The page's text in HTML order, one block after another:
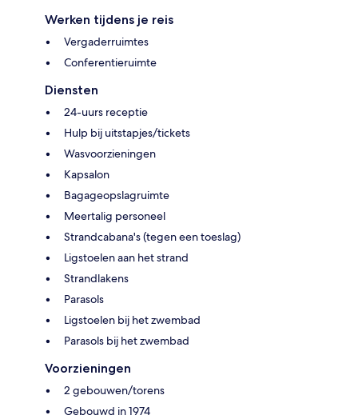
Werken tijdens je reis
Vergaderruimtes
Conferentieruimte
Diensten
24-uurs receptie
Hulp bij uitstapjes/tickets
Wasvoorzieningen
Kapsalon
Bagageopslagruimte
Meertalig personeel
Strandcabana's (tegen een toeslag)
Ligstoelen aan het strand
Strandlakens
Parasols
Ligstoelen bij het zwembad
Parasols bij het zwembad
Voorzieningen
2 gebouwen/torens
Gebouwd in 1974